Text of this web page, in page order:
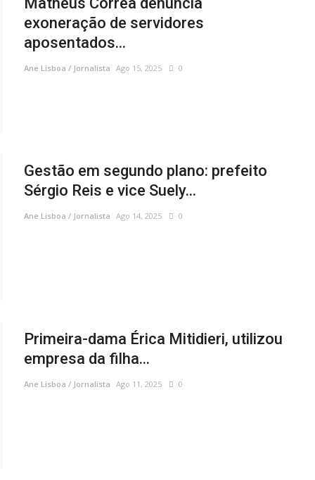
exoneração de servidores
aposentados...
Ane Lisboa / Jornalista Ago 15, 2025 0
Gestão em segundo plano: prefeito
Sérgio Reis e vice Suely...
Ane Lisboa / Jornalista Ago 14, 2025 0
Primeira-dama Érica Mitidieri, utilizou
empresa da filha...
Ane Lisboa / Jornalista Ago 11, 2025 0